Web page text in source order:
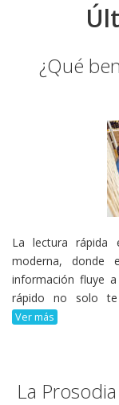
¿Qué
La lectura rápida
moderna,
información fluye
rápido no solo te
Ver más
La